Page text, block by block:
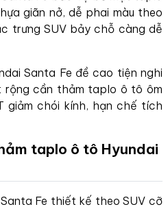
giãn nở, dễ phai màu theo
trưng SUV bảy chỗ càng dễ
Santa Fe đề cao tiện nghi
rộng cần thảm taplo ô tô ôm
giảm chói kính, hạn chế tích
taplo ô tô Hyundai
Fe thiết kế theo SUV cỡ